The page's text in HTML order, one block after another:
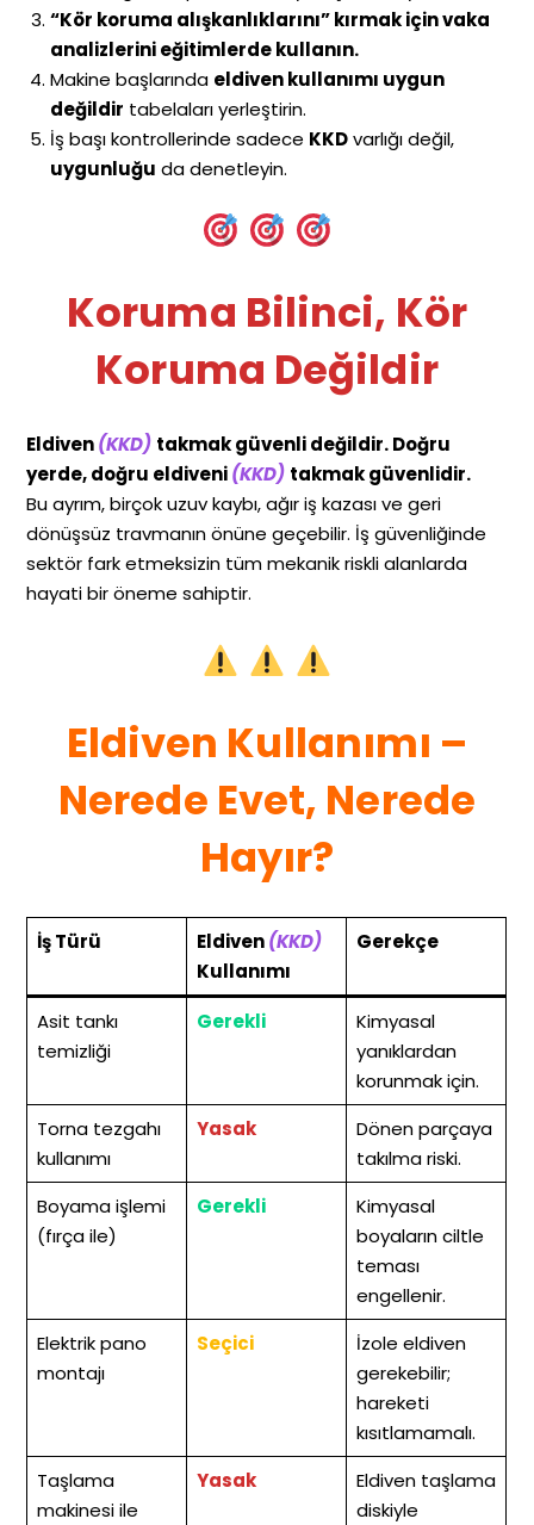
“Kör koruma alışkanlıklarını” kırmak için vaka
analizlerini eğitimlerde kullanın.
Makine başlarında eldiven kullanımı uygun
değildir tabelaları yerleştirin.
İş başı kontrollerinde sadece KKDvarlığı değil,
uygunluğu da denetleyin.
Koruma Bilinci, Kör
Koruma Değildir
Eldiven(KKD) takmak güvenli değildir. Doğru
yerde, doğru eldiveni(KKD) takmak güvenlidir.
Bu ayrım, birçok uzuv kaybı, ağır iş kazası ve geri
dönüşsüz travmanın önüne geçebilir. İş güvenliğinde
sektör fark etmeksizin tüm mekanik riskli alanlarda
hayati bir öneme sahiptir.
Eldiven Kullanımı –
Nerede Evet, Nerede
Hayır?
İş Türü Eldiven(KKD)
Kullanımı
Gerekçe
Asit tankı
temizliği
Gerekli
Kimyasal
yanıklardan
korunmak için.
Torna tezgahı
kullanımı
Yasak
Dönen parçaya
takılma riski.
Boyama işlemi
(fırça ile)
Gerekli
Kimyasal
boyaların ciltle
teması
engellenir.
Elektrik pano
montajı
Seçici
İzole eldiven
gerekebilir;
hareketi
kısıtlamamalı.
Taşlama
makinesi ile
Yasak
Eldiven taşlama
diskiyle